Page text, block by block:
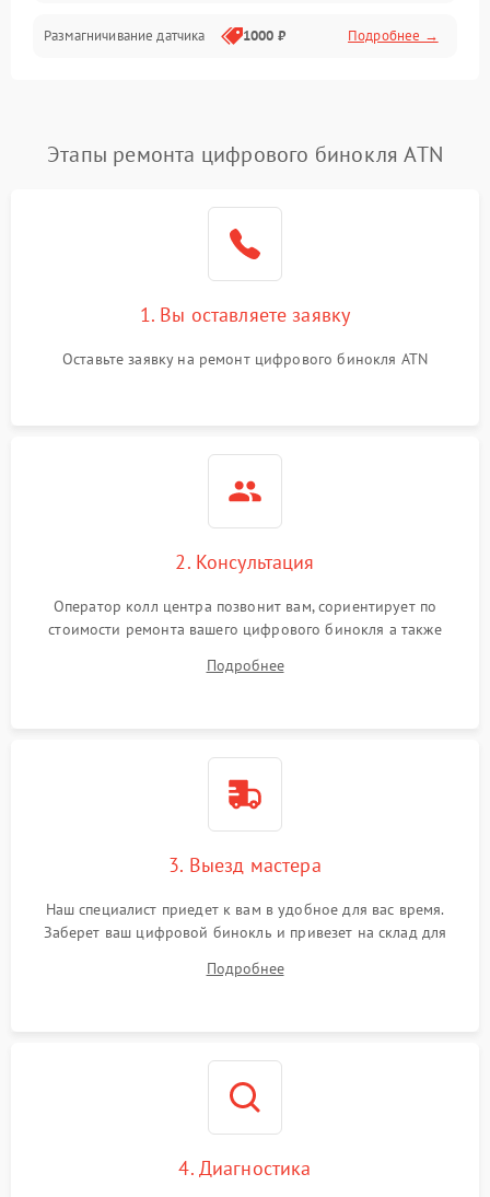
Размагничивание датчика 1000 ₽ Подробнее →
Неправильная передача
750 ₽
1000 ₽
Перегрев устройства
Этапы ремонта цифрового бинокля ATN
1. Вы оставляете заявку
Оставьте заявку на ремонт цифрового бинокля ATN
2. Консультация
Оператор колл центра позвонит вам, сориентирует по
стоимости ремонта вашего цифрового бинокля а также
Подробнее
3. Выезд мастера
Наш специалист приедет к вам в удобное для вас время.
Заберет ваш цифровой бинокль и привезет на склад для
Подробнее
4. Диагностика